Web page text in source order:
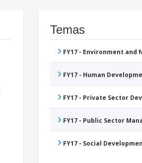
Temas
FY17 - Environment
FY17 - Human
FY17 - Private Sector
FY17 - Public Sector
FY17 - Social